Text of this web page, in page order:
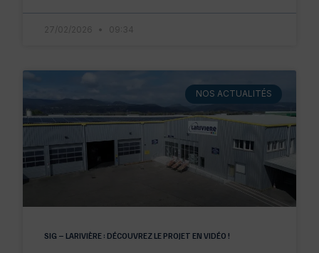
27/02/2026 09:34
NOS ACTUALITÉS
SIG – LARIVIÈRE : DÉCOUVREZ LE PROJET EN VIDÉO !